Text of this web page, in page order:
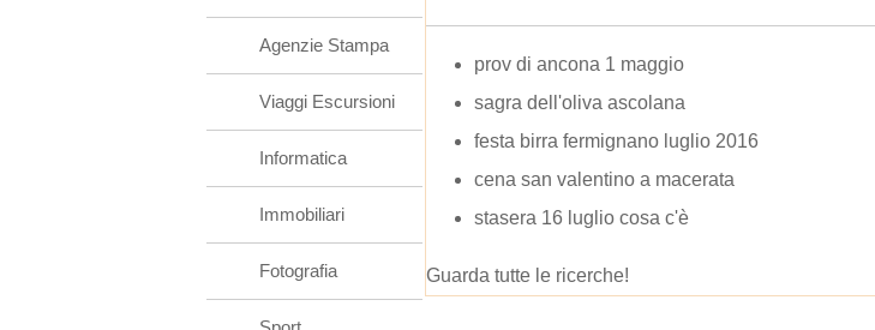
prov di ancona 1 maggio
sagra dell'oliva ascolana
festa birra fermignano luglio 2016
cena san valentino a macerata
stasera 16 luglio cosa c'è
Guarda tutte le ricerche!
Agenzie Stampa
Viaggi Escursioni
Informatica
Immobiliari
Fotografia